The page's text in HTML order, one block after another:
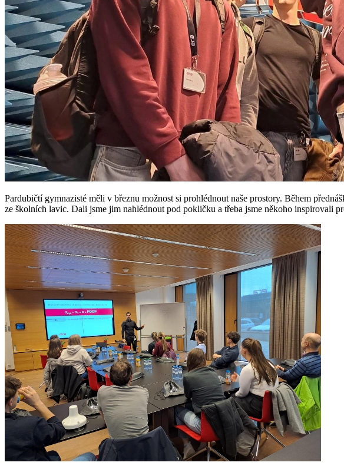
Pardubičtí gymnazisté měli v březnu možnost si prohlédnout naše prostory. Během
ze školních lavic. Dali jsme jim nahlédnout pod pokličku a třeba jsme někoho inspirovali